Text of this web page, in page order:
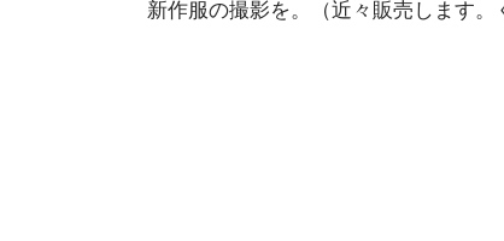
新作服の撮影を。（近々販売します。